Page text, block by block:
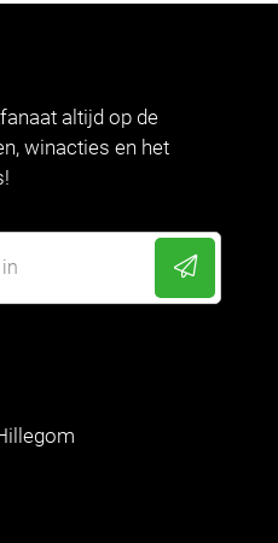
altijd op de
winacties en het